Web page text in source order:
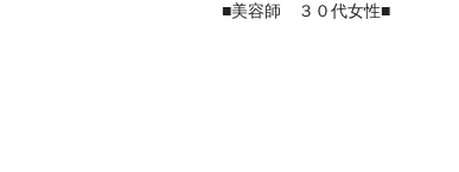
■美容師 ３０代女性■